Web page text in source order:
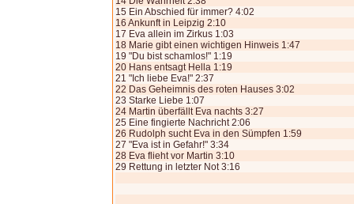
15 Ein Abschied für immer? 4:02
16 Ankunft in Leipzig 2:10
17 Eva allein im Zirkus 1:03
18 Marie gibt einen wichtigen Hinweis 1:47
19 "Du bist schamlos!" 1:19
20 Hans entsagt Hella 1:19
21 "Ich liebe Eva!" 2:37
22 Das Geheimnis des roten Hauses 3:02
23 Starke Liebe 1:07
24 Martin überfällt Eva nachts 3:27
25 Eine fingierte Nachricht 2:06
26 Rudolph sucht Eva in den Sümpfen 1:59
27 "Eva ist in Gefahr!" 3:34
28 Eva flieht vor Martin 3:10
29 Rettung in letzter Not 3:16